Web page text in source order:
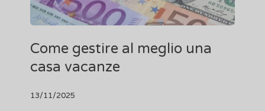
Come gestire al meglio una
casa vacanze
13/11/2025